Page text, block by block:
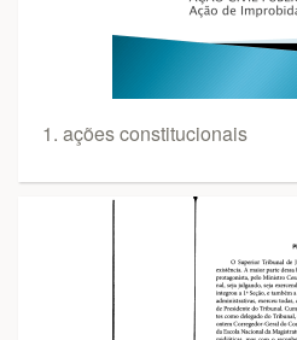
1. ações constitucionais